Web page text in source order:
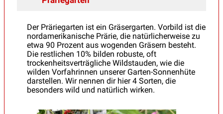
Der Präriegarten ist ein Gräsergarten. Vorbild ist die
nordamerikanische Prärie, die natürlicherweise zu
etwa 90 Prozent aus wogenden Gräsern besteht.
Die restlichen 10% bilden robuste, oft
trockenheitsverträgliche Wildstauden, wie die
wilden Vorfahrinnen unserer Garten-Sonnenhüte
darstellen. Wir nennen dir hier 4 Sorten, die
besonders wild und natürlich wirken.